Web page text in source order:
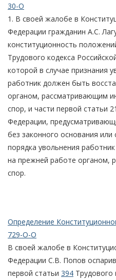
30-О
1. В своей жалобе в
Федерации гражданин А.С.
конституционность
Трудового кодекса
которой в случае признания
работник должен быть
органом, рассматривающим
спор, и части первой статьи
Федерации,
без законного основания
порядка увольнения
на прежней работе органом,
спор.
Определение
729-О-О
В своей жалобе в
Федерации С.В. Попов
первой статьи 394 Трудового